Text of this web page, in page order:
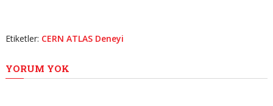
Etiketler: CERN ATLAS Deneyi
YORUM YOK